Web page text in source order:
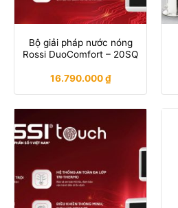
Bộ giải pháp nước nóng
Rossi DuoComfort – 20SQ
16.790.000₫